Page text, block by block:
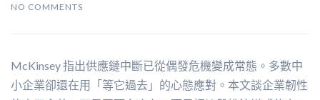
NO COMMENTS
McKinsey 指出供應鏈中斷已從偶發危機變成常態。多數中
小企業卻還在用「等它過去」的心態應對。本文談企業韌性